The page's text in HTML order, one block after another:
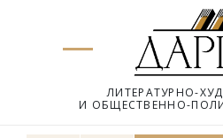
ЛИТЕРАТУРНО-
И ОБЩЕСТВЕННО-